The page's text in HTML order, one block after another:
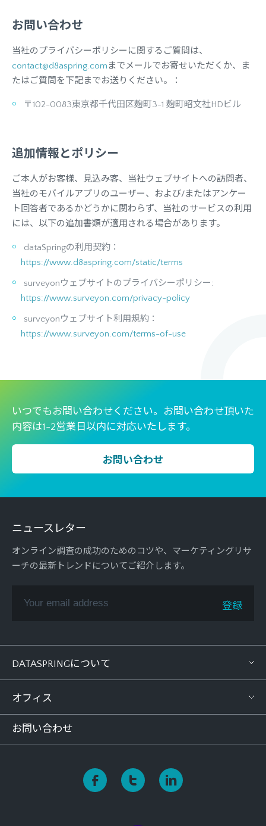
お問い合わせ
当社のプライバシーポリシーに関するご質問は、
contact@d8aspring.com までメールでお寄せいただくか、ま
たはご質問を下記までお送りください。：
〒102-0083東京都千代田区麹町3-1 麹町昭文社HDビル
追加情報とポリシー
ご本人がお客様、見込み客、当社ウェブサイトへの訪問者、
当社のモバイルアプリのユーザー、および/またはアンケー
ト回答者であるかどうかに関わらず、当社のサービスの利用
には、以下の追加書類が適用される場合があります。
dataSpringの利用契約：
https://www.d8aspring.com/static/terms
surveyonウェブサイトのプライバシーポリシー:
https://www.surveyon.com/privacy-policy
surveyonウェブサイト利用規約：
https://www.surveyon.com/terms-of-use
いつでもお問い合わせください。お問い合わせ頂いた
内容は1-2営業日以内に対応いたします。
お問い合わせ
ニュースレター
オンライン調査の成功のためのコツや、マーケティングリサ
ーチの最新トレンドについてご紹介します。
DATASPRINGについて
オフィス
お問い合わせ